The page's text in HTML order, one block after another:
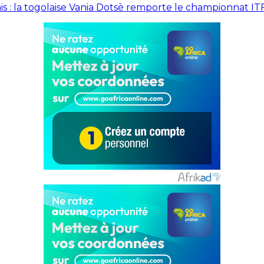
: la togolaise Vania Dotsè remporte le championnat